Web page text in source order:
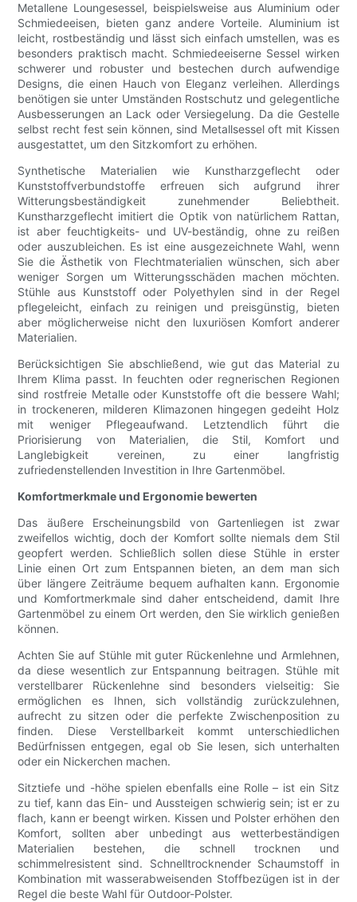
Metallene Loungesessel, beispielsweise aus Aluminium oder
Schmiedeeisen, bieten ganz andere Vorteile. Aluminium ist
leicht, rostbeständig und lässt sich einfach umstellen, was es
besonders praktisch macht. Schmiedeeiserne Sessel wirken
schwerer und robuster und bestechen durch aufwendige
Designs, die einen Hauch von Eleganz verleihen. Allerdings
benötigen sie unter Umständen Rostschutz und gelegentliche
Ausbesserungen an Lack oder Versiegelung. Da die Gestelle
selbst recht fest sein können, sind Metallsessel oft mit Kissen
ausgestattet, um den Sitzkomfort zu erhöhen.
Synthetische Materialien wie Kunstharzgeflecht oder
Kunststoffverbundstoffe erfreuen sich aufgrund ihrer
Witterungsbeständigkeit zunehmender Beliebtheit.
Kunstharzgeflecht imitiert die Optik von natürlichem Rattan,
ist aber feuchtigkeits- und UV-beständig, ohne zu reißen
oder auszubleichen. Es ist eine ausgezeichnete Wahl, wenn
Sie die Ästhetik von Flechtmaterialien wünschen, sich aber
weniger Sorgen um Witterungsschäden machen möchten.
Stühle aus Kunststoff oder Polyethylen sind in der Regel
pflegeleicht, einfach zu reinigen und preisgünstig, bieten
aber möglicherweise nicht den luxuriösen Komfort anderer
Materialien.
Berücksichtigen Sie abschließend, wie gut das Material zu
Ihrem Klima passt. In feuchten oder regnerischen Regionen
sind rostfreie Metalle oder Kunststoffe oft die bessere Wahl;
in trockeneren, milderen Klimazonen hingegen gedeiht Holz
mit weniger Pflegeaufwand. Letztendlich führt die
Priorisierung von Materialien, die Stil, Komfort und
Langlebigkeit vereinen, zu einer langfristig
zufriedenstellenden Investition in Ihre Gartenmöbel.
Komfortmerkmale und Ergonomie bewerten
Das äußere Erscheinungsbild von Gartenliegen ist zwar
zweifellos wichtig, doch der Komfort sollte niemals dem Stil
geopfert werden. Schließlich sollen diese Stühle in erster
Linie einen Ort zum Entspannen bieten, an dem man sich
über längere Zeiträume bequem aufhalten kann. Ergonomie
und Komfortmerkmale sind daher entscheidend, damit Ihre
Gartenmöbel zu einem Ort werden, den Sie wirklich genießen
können.
Achten Sie auf Stühle mit guter Rückenlehne und Armlehnen,
da diese wesentlich zur Entspannung beitragen. Stühle mit
verstellbarer Rückenlehne sind besonders vielseitig: Sie
ermöglichen es Ihnen, sich vollständig zurückzulehnen,
aufrecht zu sitzen oder die perfekte Zwischenposition zu
finden. Diese Verstellbarkeit kommt unterschiedlichen
Bedürfnissen entgegen, egal ob Sie lesen, sich unterhalten
oder ein Nickerchen machen.
Sitztiefe und -höhe spielen ebenfalls eine Rolle – ist ein Sitz
zu tief, kann das Ein- und Aussteigen schwierig sein; ist er zu
flach, kann er beengt wirken. Kissen und Polster erhöhen den
Komfort, sollten aber unbedingt aus wetterbeständigen
Materialien bestehen, die schnell trocknen und
schimmelresistent sind. Schnelltrocknender Schaumstoff in
Kombination mit wasserabweisenden Stoffbezügen ist in der
Regel die beste Wahl für Outdoor-Polster.